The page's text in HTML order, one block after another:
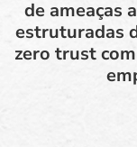
de ameaças
estruturadas
zero trust